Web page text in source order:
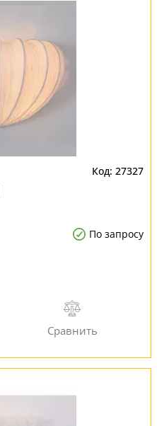
27327
По запросу